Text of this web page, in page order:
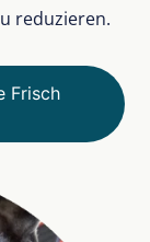
reduzieren.
Frisch